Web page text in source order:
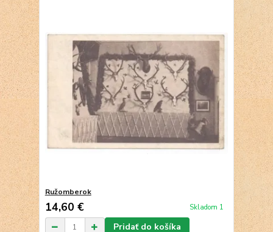
Ružomberok
14,60 € Skladom 1
Pridať do košíka